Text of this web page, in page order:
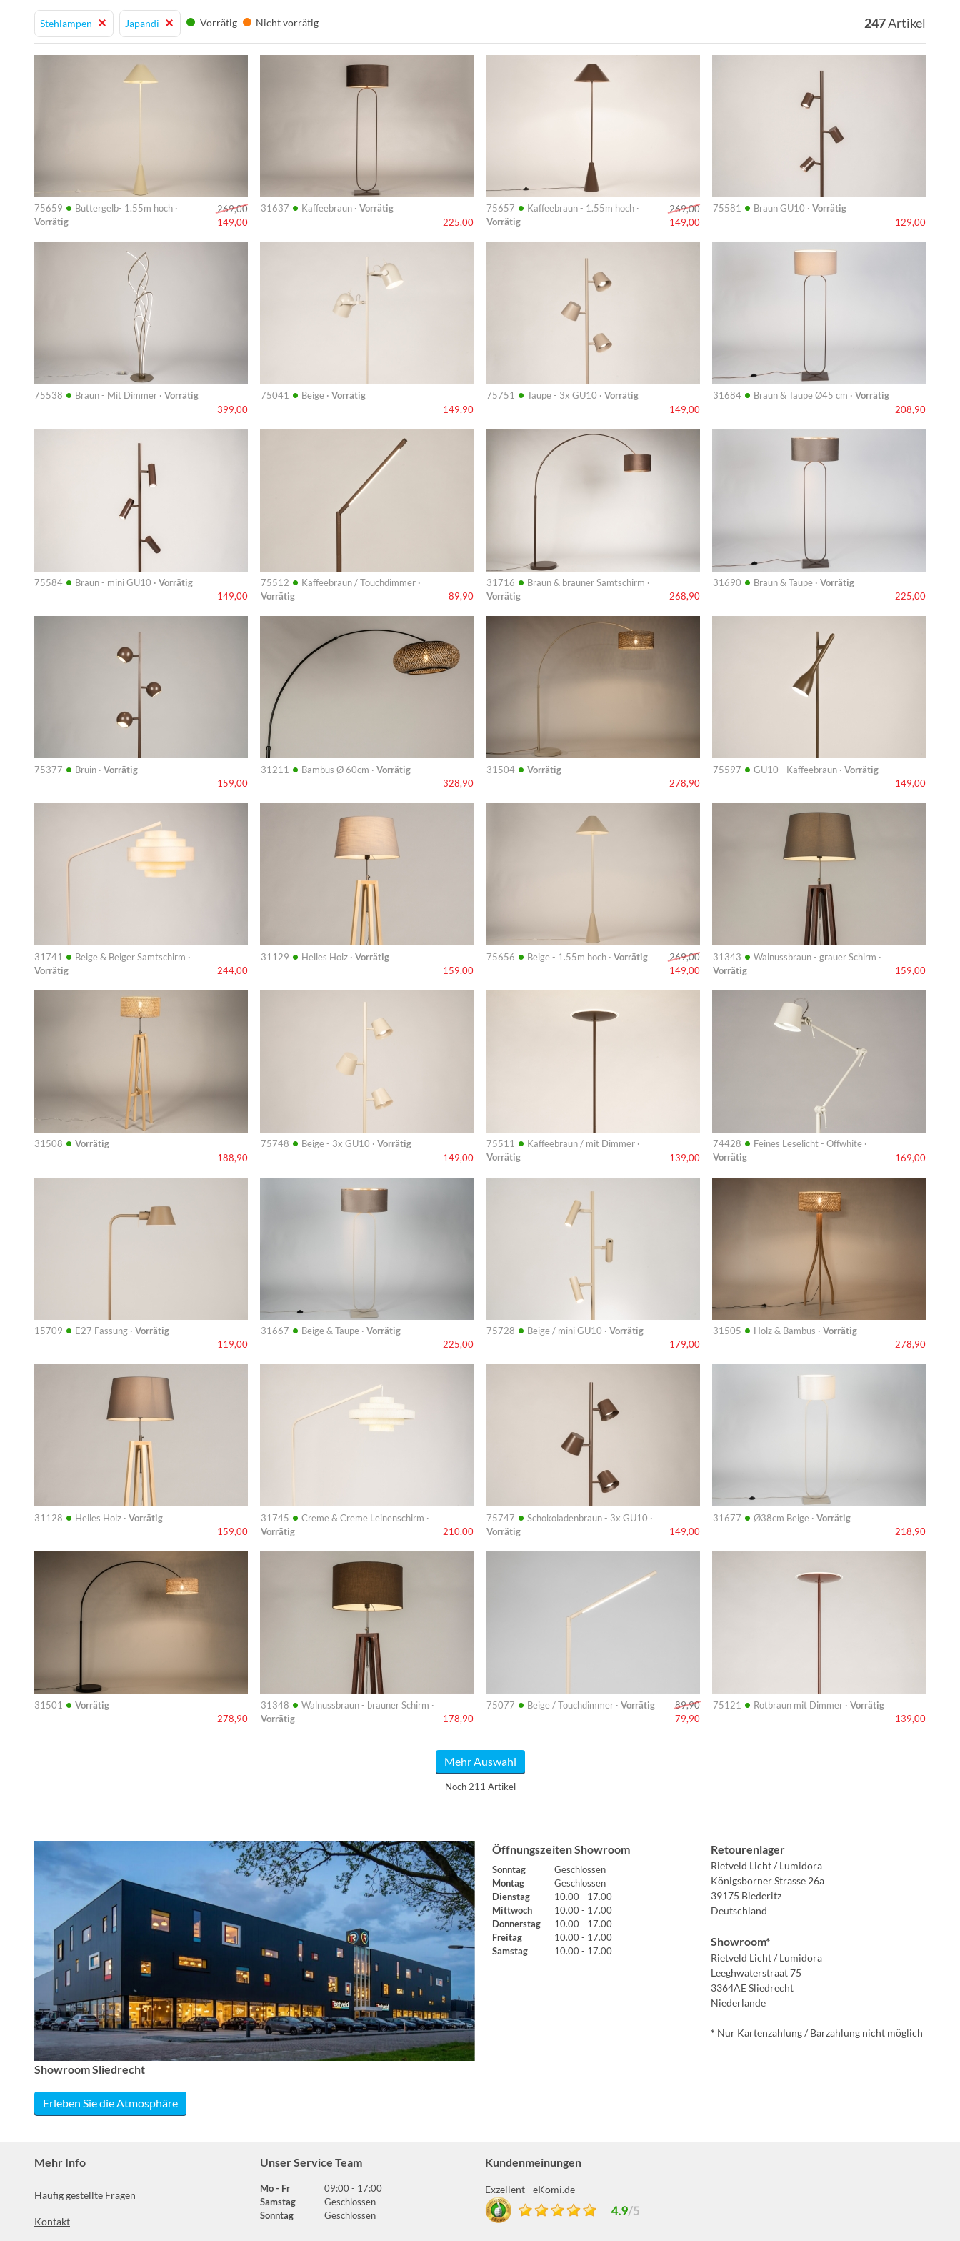
Stehlampen Japandi Vorrätig Nicht vorrätig 247Artikel
75659 • Buttergelb- 1.55m hoch ·
Vorrätig
269,00
149,00
Info
31637 • Kaffeebraun · Vorrätig
225,00
Info
75657 • Kaffeebraun - 1.55m hoch ·
Vorrätig
269,00
149,00
Info
75581 • Braun GU10 · Vorrätig
129,00
Info
75538 • Braun - Mit Dimmer · Vorrätig
399,00
Info
75041 • Beige · Vorrätig
149,90
Info
75751 • Taupe - 3x GU10 · Vorrätig
149,00
Info
31684 • Braun & Taupe Ø45 cm · Vorrätig
208,90
Info
75584 • Braun - mini GU10 · Vorrätig
149,00
Info
75512 • Kaffeebraun / Touchdimmer ·
Vorrätig
89,90
Info
31716 • Braun & brauner Samtschirm ·
Vorrätig
268,90
Info
31690 • Braun & Taupe · Vorrätig
225,00
Info
75377 • Bruin · Vorrätig
159,00
Info
31211 • Bambus Ø 60cm · Vorrätig
328,90
Info
31504 • Vorrätig
278,90
Info
75597 • GU10 - Kaffeebraun · Vorrätig
149,00
Info
31741 • Beige & Beiger Samtschirm ·
Vorrätig
244,00
Info
31129 • Helles Holz · Vorrätig
159,00
Info
75656 • Beige - 1.55m hoch · Vorrätig
269,00
149,00
Info
31343 • Walnussbraun - grauer Schirm ·
Vorrätig
159,00
Info
31508 • Vorrätig
188,90
Info
75748 • Beige - 3x GU10 · Vorrätig
149,00
Info
75511 • Kaffeebraun / mit Dimmer ·
Vorrätig
139,00
Info
74428 • Feines Leselicht - Offwhite ·
Vorrätig
169,00
Info
15709 • E27 Fassung · Vorrätig
119,00
Info
31667 • Beige & Taupe · Vorrätig
225,00
Info
75728 • Beige / mini GU10 · Vorrätig
179,00
Info
31505 • Holz & Bambus · Vorrätig
278,90
Info
31128 • Helles Holz · Vorrätig
159,00
Info
31745 • Creme & Creme Leinenschirm ·
Vorrätig
210,00
Info
75747 • Schokoladenbraun - 3x GU10 ·
Vorrätig
149,00
Info
31677 • Ø38cm Beige · Vorrätig
218,90
Info
31501 • Vorrätig
278,90
Info
31348 • Walnussbraun - brauner Schirm ·
Vorrätig
178,90
Info
75077 • Beige / Touchdimmer · Vorrätig
89,90
79,90
Info
75121 • Rotbraun mit Dimmer · Vorrätig
139,00
Info
Mehr Auswahl
Noch 211 Artikel
Showroom Sliedrecht
Erleben Sie die Atmosphäre
Öffnungszeiten Showroom
Sonntag
Geschlossen
Montag
Geschlossen
Dienstag
10.00 - 17.00
Mittwoch
10.00 - 17.00
Donnerstag
10.00 - 17.00
Freitag
10.00 - 17.00
Samstag
10.00 - 17.00
Retourenlager
Rietveld Licht / Lumidora
Königsborner Strasse 26a
39175 Biederitz
Deutschland
Showroom*
Rietveld Licht / Lumidora
Leeghwaterstraat 75
3364AE Sliedrecht
Niederlande
* Nur Kartenzahlung / Barzahlung nicht möglich
Mehr Info
Häufig gestellte Fragen
Kontakt
Unser Service Team
Mo - Fr
09:00 - 17:00
Samstag
Geschlossen
Sonntag
Geschlossen
Kundenmeinungen
Exzellent - eKomi.de